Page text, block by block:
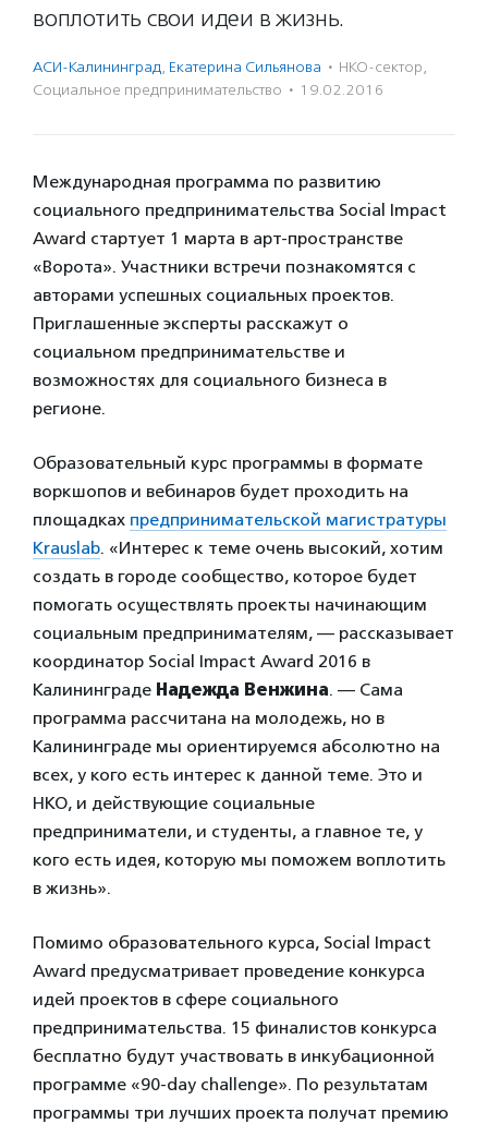
воплотить свои идеи в жизнь.
АСИ-Калининград, Екатерина Сильянова · НКО-сектор,
Социальное предпри­нима­тель­ство · 19.02.2016
Международная программа по развитию
социального предпринимательства Social Impact
Award стартует 1 марта в арт-пространстве
«Ворота». Участники встречи познакомятся с
авторами успешных социальных проектов.
Приглашенные эксперты расскажут о
социальном предпринимательстве и
возможностях для социального бизнеса в
регионе.
Образовательный курс программы в формате
воркшопов и вебинаров будет проходить на
площадках предпринимательской магистратуры
Krauslab. «Интерес к теме очень высокий, хотим
создать в городе сообщество, которое будет
помогать осуществлять проекты начинающим
социальным предпринимателям, — рассказывает
координатор Social Impact Award 2016 в
Калининграде Надежда Венжина. — Сама
программа рассчитана на молодежь, но в
Калининграде мы ориентируемся абсолютно на
всех, у кого есть интерес к данной теме. Это и
НКО, и действующие социальные
предприниматели, и студенты, а главное те, у
кого есть идея, которую мы поможем воплотить
в жизнь».
Помимо образовательного курса, Social Impact
Award предусматривает проведение конкурса
идей проектов в сфере социального
предпринимательства. 15 финалистов конкурса
бесплатно будут участвовать в инкубационной
программе «90-day challenge». По результатам
программы три лучших проекта получат премию